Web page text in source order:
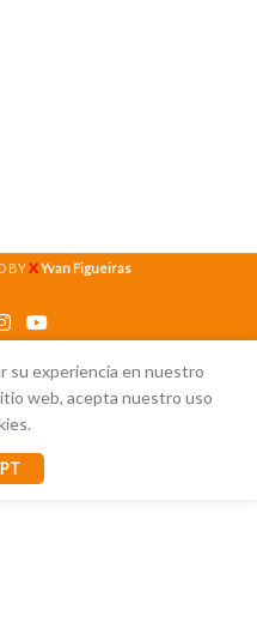
BYXYvan Figueiras
su experiencia en nuestro
web, acepta nuestro uso